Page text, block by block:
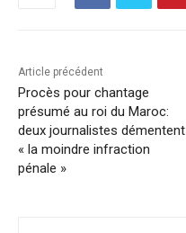
Article précédent
Procès pour chantage
présumé au roi du Maroc:
deux journalistes démentent
« la moindre infraction
pénale »